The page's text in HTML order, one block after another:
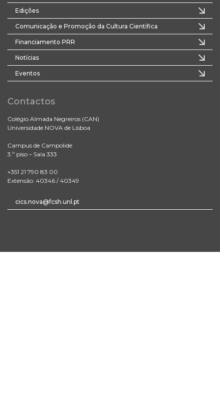
Edições
Comunicação e Promoção da Cultura Científica
Financiamento PRR
Notícias
Eventos
Contactos
Colégio Almada Negreiros (CAN)
Universidade NOVA de Lisboa
Campus de Campolide
3.º piso – Sala 333
+351 21 790 83 00
Extensão: 40346 / 40349
cics.nova@fcsh.unl.pt